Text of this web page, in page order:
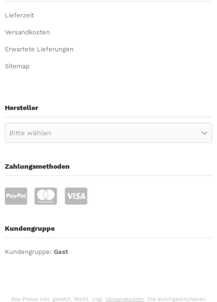
Lieferzeit
Versandkosten
Erwartete Lieferungen
Sitemap
Hersteller
Bitte wählen
Zahlungsmethoden
Kundengruppe
Kundengruppe: Gast
Alle Preise inkl. gesetzl. MwSt. zzgl. Versandkosten. Die durchgestrichenen